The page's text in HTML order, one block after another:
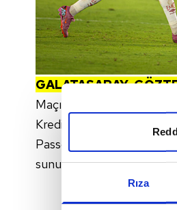
Rıza
GALATASARAY-
Maçın biletleri 23 Ekim
Kredi ve Banka Kartı
Passo Taraftar Kart
sunulacaktır.